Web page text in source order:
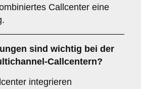
Callcenter eine
sind wichtig bei der
Callcentern?
integrieren